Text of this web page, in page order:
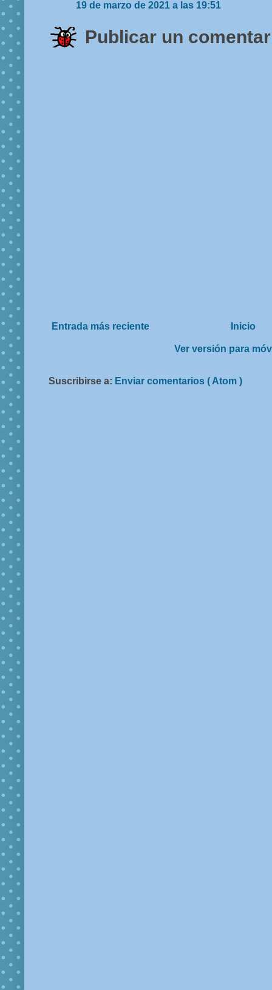
19 de marzo de 2021 a las 19:51
Publicar un
Entrada más reciente Inicio
Ver versión para
Suscribirse a: Enviar comentarios ( Atom )